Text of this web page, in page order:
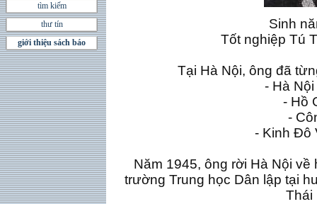
tìm kiếm
thư tín
giới thiệu sách báo
Sinh
Tốt nghiệp Tú
Tại Hà Nội, ông đã
- Hà
- Hồ
-
- Kinh Ðô
Năm 1945, ông rời Hà Nội
trường Trung học Dân lập tại
Thái